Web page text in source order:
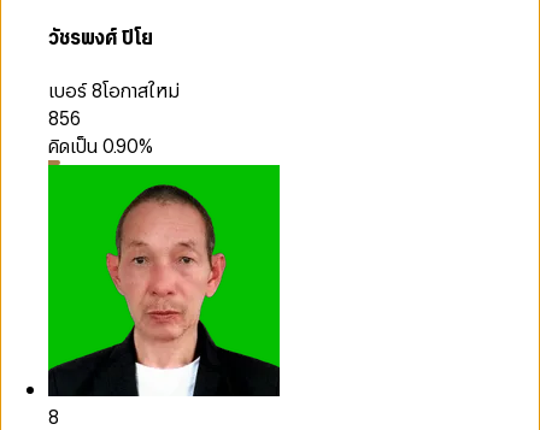
วัชรพงศ์ ปิโย
เบอร์ 8โอกาสใหม่
856
คิดเป็น0.90%
8